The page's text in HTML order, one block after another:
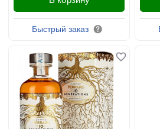
Быстрый заказ